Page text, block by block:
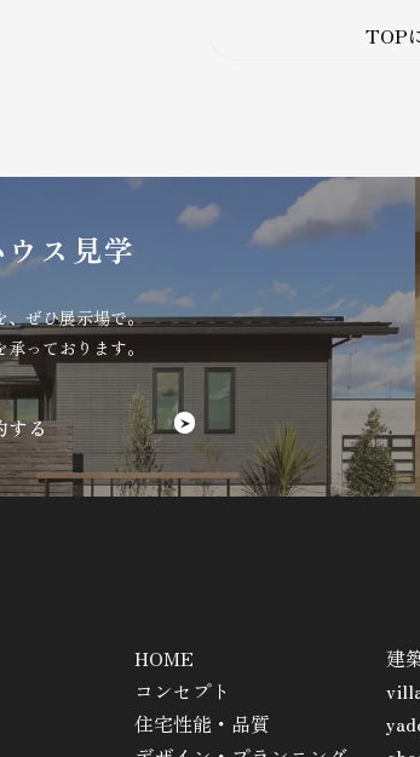
ス見学
、ぜひ展示場で。
っております。
HOME
コンセプト
住宅性能・品質
建